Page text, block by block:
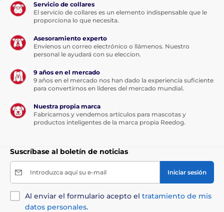
Servicio de collares
El servicio de collares es un elemento indispensable que le
proporciona lo que necesita.
Asesoramiento experto
Envíenos un correo electrónico o llámenos. Nuestro
personal le ayudará con su eleccion.
9 años en el mercado
9 años en el mercado nos han dado la experiencia suficiente
para convertirnos en líderes del mercado mundial.
Nuestra propia marca
Fabricamos y vendemos artículos para mascotas y
productos inteligentes de la marca propia Reedog.
Suscríbase al boletín de noticias
Introduzca aquí su e-mail Iniciar sesión
Al enviar el formulario acepto el tratamiento de mis
datos personales.